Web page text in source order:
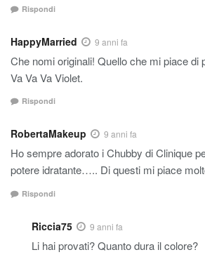
Rispondi
HappyMarried 9 anni fa
Che nomi originali! Quello che mi piace di
Va Va Va Violet.
Rispondi
RobertaMakeup 9 anni fa
Ho sempre adorato i Chubby di Clinique
potere idratante….. Di questi mi piace
Rispondi
Riccia75 9 anni fa
Li hai provati? Quanto dura il colore?